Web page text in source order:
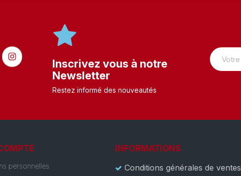
Inscrivez vous à notre
Newsletter
Restez informé des nouveautés
personnelles
INFORMATIONS
Conditions générales de ventes